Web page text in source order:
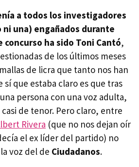
a todos los investigadores
ni una) engañados durante
concurso ha sido Toni Cantó,
de los últimos meses
de licra que tanto nos han
sí que estaba claro es que tras
persona con una voz adulta,
de tenor. Pero claro, entre
Rivera (que no nos dejan oír
el ex líder del partido) no
voz del de Ciudadanos.